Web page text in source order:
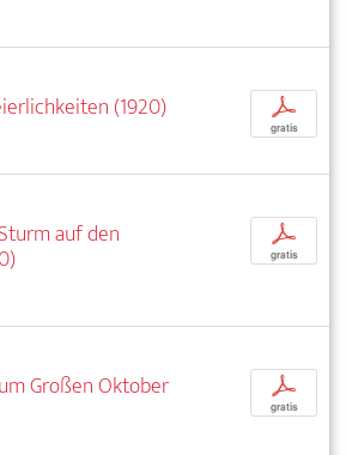
(1920)
p
gratis
auf den
p
gratis
Großen Oktober
p
gratis